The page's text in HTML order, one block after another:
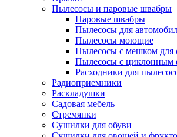
Пылесосы и паровые швабры
Паровые швабры
Пылесосы для
Пылесосы моющие
Пылесосы с мешком для
Пылесосы с циклонным
Расходники для
Радиоприемники
Раскладушки
Садовая мебель
Стремянки
Сушилки для обуви